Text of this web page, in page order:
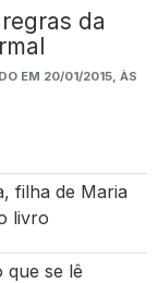
da
EM 20/01/2015, ÀS
filha de Maria
livro
que se lê